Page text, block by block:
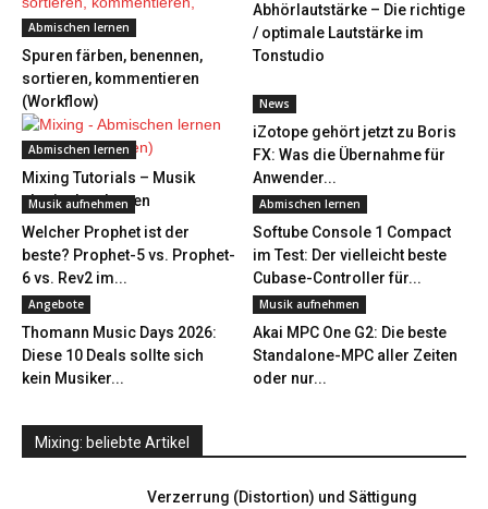
Abmischen lernen
Spuren färben, benennen,
sortieren, kommentieren
(Workflow)
Abhörlautstärke – Die richtige
/ optimale Lautstärke im
Tonstudio
Abmischen lernen
Mixing Tutorials – Musik
abmischen lernen
News
iZotope gehört jetzt zu Boris
FX: Was die Übernahme für
Anwender...
Musik aufnehmen
Welcher Prophet ist der
beste? Prophet-5 vs. Prophet-
6 vs. Rev2 im...
Abmischen lernen
Softube Console 1 Compact
im Test: Der vielleicht beste
Cubase-Controller für...
Angebote
Thomann Music Days 2026:
Diese 10 Deals sollte sich
kein Musiker...
Musik aufnehmen
Akai MPC One G2: Die beste
Standalone-MPC aller Zeiten
oder nur...
Mixing: beliebte Artikel
Verzerrung (Distortion) und Sättigung